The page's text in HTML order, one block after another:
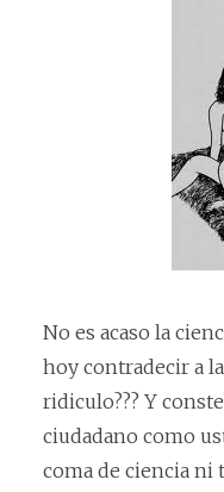
No es acaso la
hoy contradecir a
ridiculo??? Y
ciudadano como
coma de ciencia ni